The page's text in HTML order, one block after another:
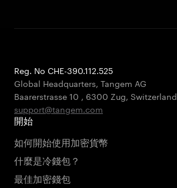
Reg. No CHE-390.112.525
Global Headquarters, Tangem AG
Baarerstrasse 10 , 6300 Zug, Switzerland
support@tangem.com
開始
如何開始使用加密貨幣
什麼是冷錢包？
最佳加密錢包